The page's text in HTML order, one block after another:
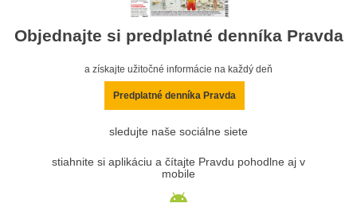
Objednajte si predplatné denníka Pravda
a získajte užitočné informácie na každý deň
Predplatné denníka Pravda
sledujte naše sociálne siete
stiahnite si aplikáciu a čítajte Pravdu pohodlne aj v
mobile